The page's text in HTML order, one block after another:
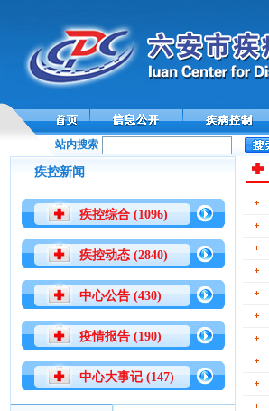
站内搜索
疾控新闻
疾控综合 (1096)
疾控动态 (2840)
中心公告 (430)
疫情报告 (190)
中心大事记 (147)